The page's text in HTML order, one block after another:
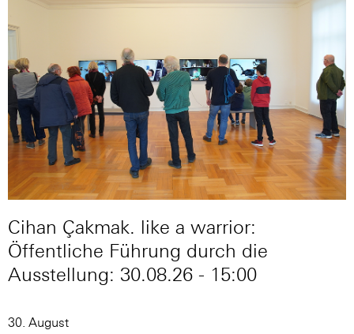
Cihan Çakmak. like a warrior:
Öffentliche Führung durch die
Ausstellung: 30.08.26 - 15:00
30. August